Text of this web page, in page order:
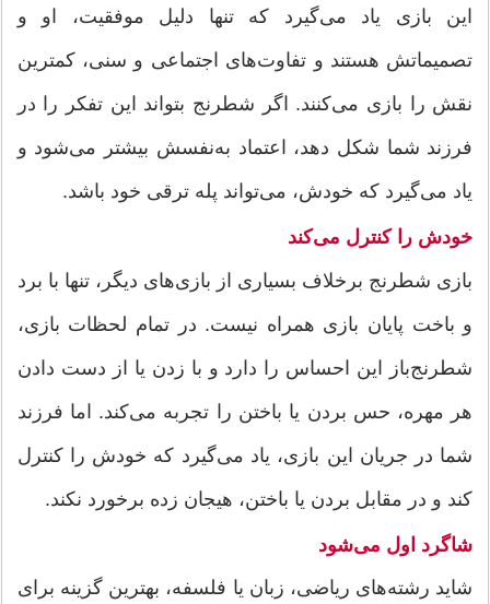
این بازی یاد می‌گیرد که تنها دلیل موفقیت، او و
تصمیماتش هستند و تفاوت‌های اجتماعی و سنی، کمترین
نقش را بازی می‌کنند. اگر شطرنج بتواند این تفکر را در
فرزند شما شکل دهد، اعتماد به‌نفسش بیشتر می‌شود و
یاد می‌گیرد که خودش، می‌تواند پله ترقی خود باشد.
خودش را کنترل می‌کند
بازی شطرنج برخلاف بسیاری از بازی‌های دیگر، تنها با برد
و باخت پایان بازی همراه نیست. در تمام لحظات بازی،
شطرنج‌باز این احساس را دارد و با زدن یا از دست دادن
هر مهره، حس بردن یا باختن را تجربه می‌کند. اما فرزند
شما در جریان این بازی، یاد می‌گیرد که خودش را کنترل
کند و در مقابل بردن یا باختن، هیجان زده برخورد نکند.
شاگرد اول می‌شود
شاید رشته‌های ریاضی، زبان یا فلسفه، بهترین گزینه برای